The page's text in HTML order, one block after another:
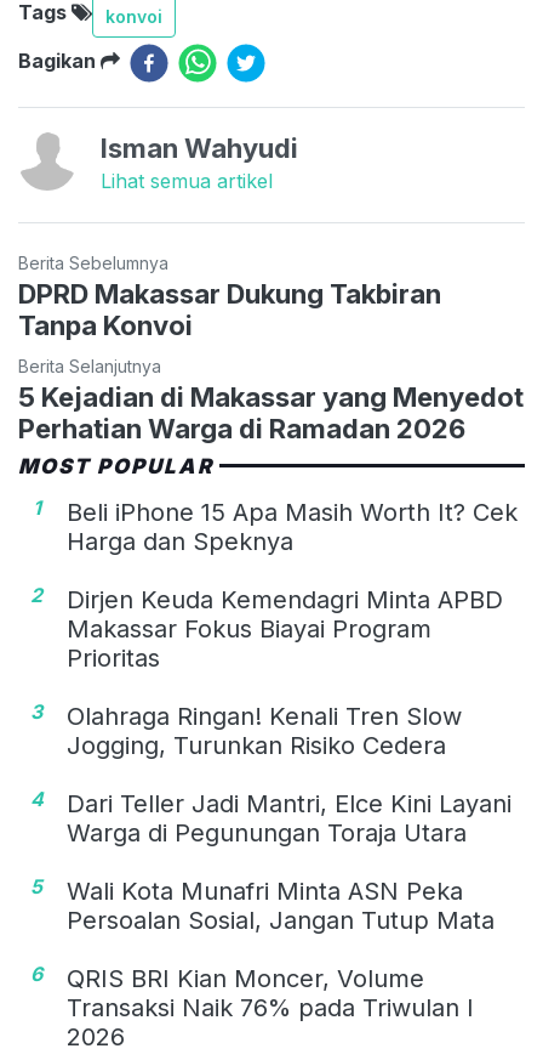
Tags konvoi
Bagikan
Isman Wahyudi
Lihat semua artikel
Berita Sebelumnya
DPRD Makassar Dukung Takbiran
Tanpa Konvoi
Berita Selanjutnya
5 Kejadian di Makassar yang Menyedot
Perhatian Warga di Ramadan 2026
MOST POPULAR
1
Beli iPhone 15 Apa Masih Worth It? Cek
Harga dan Speknya
2
Dirjen Keuda Kemendagri Minta APBD
Makassar Fokus Biayai Program
Prioritas
3
Olahraga Ringan! Kenali Tren Slow
Jogging, Turunkan Risiko Cedera
4
Dari Teller Jadi Mantri, Elce Kini Layani
Warga di Pegunungan Toraja Utara
5
Wali Kota Munafri Minta ASN Peka
Persoalan Sosial, Jangan Tutup Mata
6
QRIS BRI Kian Moncer, Volume
Transaksi Naik 76% pada Triwulan I
2026